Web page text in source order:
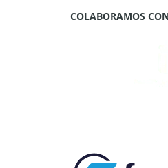
COLABORAMOS